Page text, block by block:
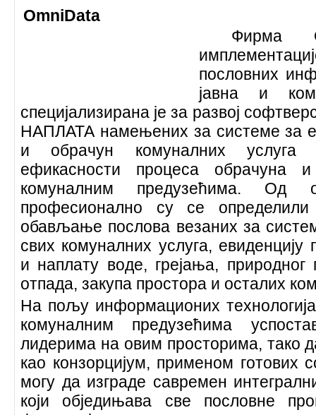
OmniData
Фирма
пословних
јавна и
специјализирана језа развој
НАПЛАТА намењених за системе за
и обрачун комуналних
ефикасности процеса обрачуна
комуналним предузећима. Од
професионално су се
обављање послова везаних за
свих комуналних услуга,
и наплату воде, грејања,
отпада, закупа простора и осталих
На пољу информационих
комуналним предузећима
лидерима на овим просторима, тако
као конзорцијум, применом готових
могу да изграде савремен
који обједињава све пословне